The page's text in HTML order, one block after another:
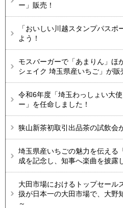
ー」販売！
「おいしい川越スタンプパス
よう！
モスバーガーで「あまりん」ほ
シェイク 埼玉県産いちご」が販
令和6年度「埼玉わっしょい大
ー」を任命しました！
狭山新茶初取引出品茶の試飲会
埼玉県産いちごの魅力を伝える
成を記念し、知事へ楽曲を披露
大田市場におけるトップセール
扱が日本一の大田市場で、大野
～